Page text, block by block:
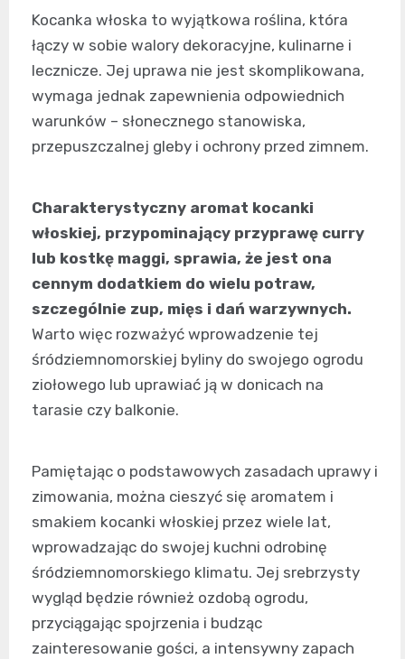
Kocanka włoska to wyjątkowa roślina, która
łączy w sobie walory dekoracyjne, kulinarne i
lecznicze. Jej uprawa nie jest skomplikowana,
wymaga jednak zapewnienia odpowiednich
warunków – słonecznego stanowiska,
przepuszczalnej gleby i ochrony przed zimnem.
Charakterystyczny aromat kocanki
włoskiej, przypominający przyprawę curry
lub kostkę maggi, sprawia, że jest ona
cennym dodatkiem do wielu potraw,
szczególnie zup, mięs i dań warzywnych.
Warto więc rozważyć wprowadzenie tej
śródziemnomorskiej byliny do swojego ogrodu
ziołowego lub uprawiać ją w donicach na
tarasie czy balkonie.
Pamiętając o podstawowych zasadach uprawy i
zimowania, można cieszyć się aromatem i
smakiem kocanki włoskiej przez wiele lat,
wprowadzając do swojej kuchni odrobinę
śródziemnomorskiego klimatu. Jej srebrzysty
wygląd będzie również ozdobą ogrodu,
przyciągając spojrzenia i budząc
zainteresowanie gości, a intensywny zapach